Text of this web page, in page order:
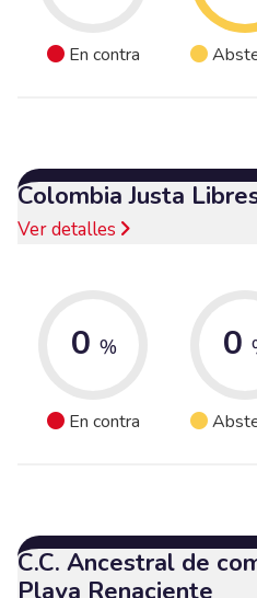
En contra
Colombia Justa
Ver detalles
0 %
En contra
0
C.C. Ancestral de
Playa Renaciente